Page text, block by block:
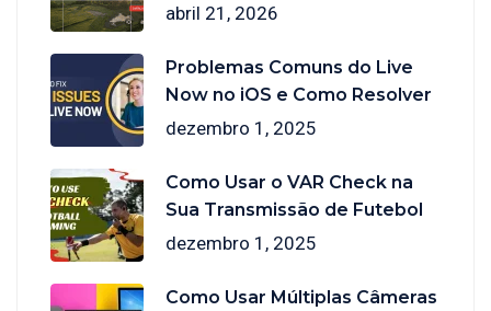
abril 21, 2026
Problemas Comuns do Live
Now no iOS e Como Resolver
dezembro 1, 2025
Como Usar o VAR Check na
Sua Transmissão de Futebol
dezembro 1, 2025
Como Usar Múltiplas Câmeras